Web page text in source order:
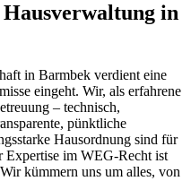
in
in Barmbek verdient eine
eingeht. Wir, als erfahrene
– technisch,
pünktliche
Hausordnung sind für
Expertise im WEG-Recht ist
kümmern uns um alles, von